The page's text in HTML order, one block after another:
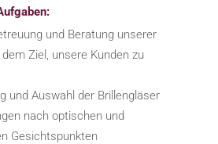
und Beratung unserer
Ziel, unsere Kunden zu
und Auswahl der Brillengläser
nach optischen und
Gesichtspunkten